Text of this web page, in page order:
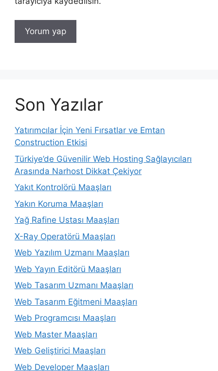
Son Yazılar
Yatırımcılar İçin Yeni Fırsatlar ve Emtan
Construction Etkisi
Türkiye’de Güvenilir Web Hosting Sağlayıcıları
Arasında Narhost Dikkat Çekiyor
Yakıt Kontrolörü Maaşları
Yakın Koruma Maaşları
Yağ Rafine Ustası Maaşları
X-Ray Operatörü Maaşları
Web Yazılım Uzmanı Maaşları
Web Yayın Editörü Maaşları
Web Tasarım Uzmanı Maaşları
Web Tasarım Eğitmeni Maaşları
Web Programcısı Maaşları
Web Master Maaşları
Web Geliştirici Maaşları
Web Developer Maaşları